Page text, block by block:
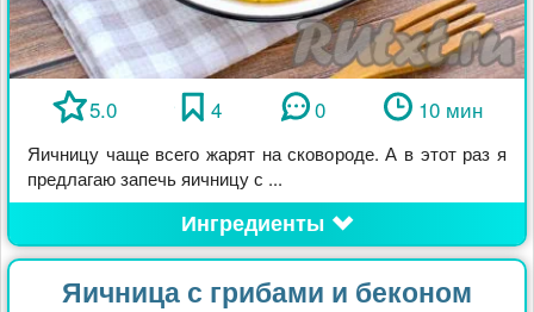
5.0 4 0 10 мин
Яичницу чаще всего жарят на сковороде. А в этот раз я
предлагаю запечь яичницу с ...
Ингредиенты
Яичница с грибами и беконом